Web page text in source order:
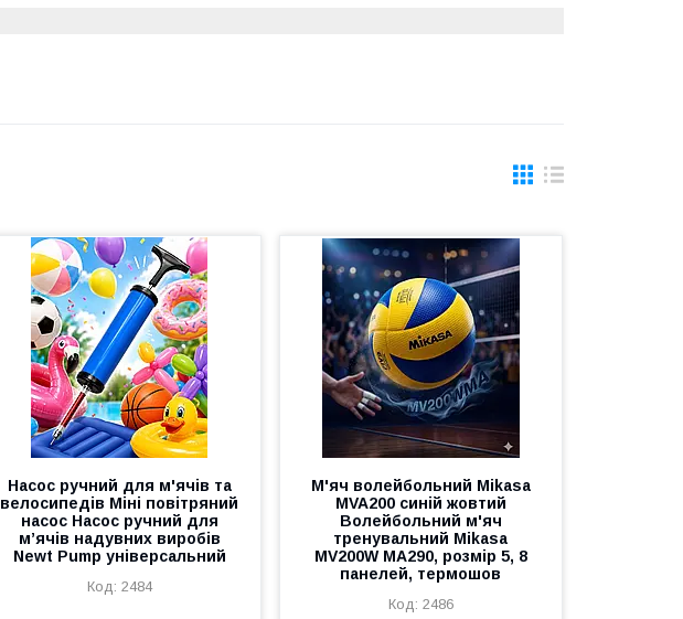
Насос ручний для м'ячів та
велосипедів Міні повітряний
насос Насос ручний для
м’ячів надувних виробів
Newt Pump універсальний
2484
М'яч волейбольний Mikasa
MVA200 синій жовтий
Волейбольний м'яч
тренувальний Mikasa
MV200W MA290, розмір 5, 8
панелей, термошов
2486